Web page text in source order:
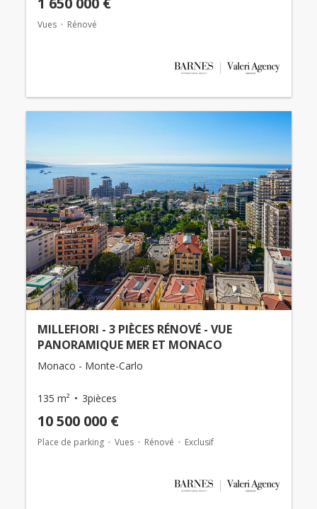
Vues Rénové
MILLEFIORI - 3 PIÈCES RÉNOVÉ - VUE
PANORAMIQUE MER ET MONACO
Monaco - Monte-Carlo
135 m² 3pièces
10 500 000 €
Place de parking Vues Rénové Exclusif